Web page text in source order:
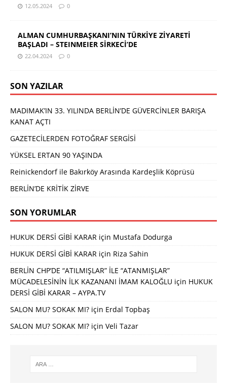
12.05.2024 0
ALMAN CUMHURBAŞKANI’NIN TÜRKİYE ZİYARETİ
BAŞLADI – STEINMEIER SİRKECİ’DE
22.04.2024 0
SON YAZILAR
MADIMAK’IN 33. YILINDA BERLİN’DE GÜVERCİNLER BARIŞA
KANAT AÇTI
GAZETECİLERDEN FOTOĞRAF SERGİSİ
YÜKSEL ERTAN 90 YAŞINDA
Reinickendorf ile Bakırköy Arasında Kardeşlik Köprüsü
BERLİN’DE KRİTİK ZİRVE
SON YORUMLAR
HUKUK DERSİ GİBİ KARAR için Mustafa Dodurga
HUKUK DERSİ GİBİ KARAR için Riza Sahin
BERLİN CHP’DE “ATILMIŞLAR” İLE “ATANMIŞLAR”
MÜCADELESİNİN İLK KAZANANI İMAM KALOĞLU için HUKUK
DERSİ GİBİ KARAR – AYPA.TV
SALON MU? SOKAK MI? için Erdal Topbaş
SALON MU? SOKAK MI? için Veli Tazar